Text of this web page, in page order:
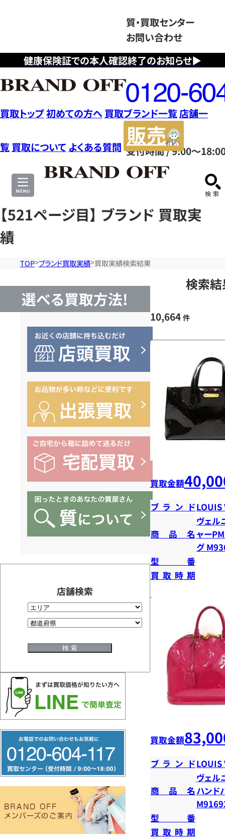
健康保険証での本人確認終了のお知らせ▶
質・買取センター
お問い合わせ
フ
リ
ー
ダ
イ
ヤ
ル
0120604117
受付時間 / 9:00～
買取トップ初めての方へ 買取ブランド一覧店舗一
覧 買取について よくある質問
サ
【521ページ目】 ブランド 買取実
績
TOP ブランド買取実績 買取実績検索結果
選べる買取方法!
店舗検索
リ
ー
ヤ
検索
10,664 件
買取金額
ブランドLOUIS
商品名
ヴェル
ャー
グ
型番
買取時期
買取金額
ブランドLOUIS
商品名
ヴェル
ハンド
型番
買取時期